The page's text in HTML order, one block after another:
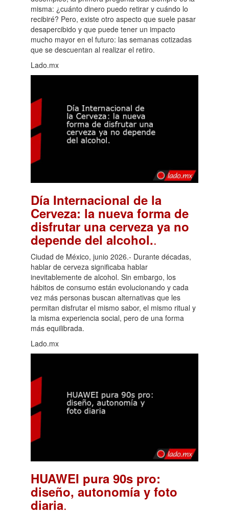
misma: ¿cuánto dinero puedo retirar y cuándo lo
recibiré? Pero, existe otro aspecto que suele pasar
desapercibido y que puede tener un impacto
mucho mayor en el futuro: las semanas cotizadas
que se descuentan al realizar el retiro.
Lado.mx
Día Internacional de la
Cerveza: la nueva forma de
disfrutar una cerveza ya no
depende del alcohol..
Ciudad de México, junio 2026.- Durante décadas,
hablar de cerveza significaba hablar
inevitablemente de alcohol. Sin embargo, los
hábitos de consumo están evolucionando y cada
vez más personas buscan alternativas que les
permitan disfrutar el mismo sabor, el mismo ritual y
la misma experiencia social, pero de una forma
más equilibrada.
Lado.mx
HUAWEI pura 90s pro:
diseño, autonomía y foto
diaria.